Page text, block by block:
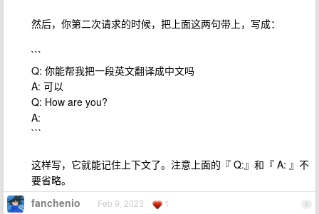
然后，你第二次请求的时候，把上面这两句带上，写成：
```
Q: 你能帮我把一段英文翻译成中文吗
A: 可以
Q: How are you?
A:
```
这样写，它就能记住上下文了。注意上面的『 Q:』和『 A: 』不
要省略。
6
fanchenio Feb 9, 2023 1